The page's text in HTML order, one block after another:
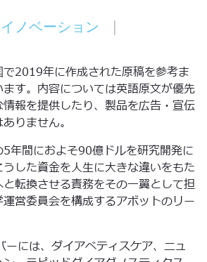
ノベーション
|
2019年に作成された原稿を参考ま
す。内容については英語原文が優先
報を提供したり、製品を広告・宣伝
りません。
年間におよそ90億ドルを研究開発に
した資金を人生に大きな違いをもた
転換させる責務をその一翼として担
営委員会を構成するアボットのリー
ーには、ダイアベティスケア、ニュ